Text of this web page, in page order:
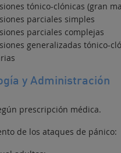
tónico-clónicas (gran
parciales simples
parciales complejas
generalizadas tónico-
y Administración
prescripción médica.
de los ataques de pánico: